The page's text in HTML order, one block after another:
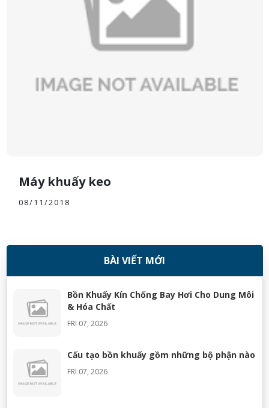
Máy khuấy keo
08/11/2018
BÀI VIẾT MỚI
Bồn Khuấy Kín Chống Bay Hơi Cho Dung Môi
& Hóa Chất
FRI 07, 2026
Cấu tạo bồn khuấy gồm những bộ phận nào
FRI 07, 2026